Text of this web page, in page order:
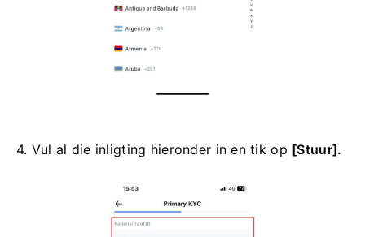
4. Vul al die inligting hieronder in en tik op [Stuur].